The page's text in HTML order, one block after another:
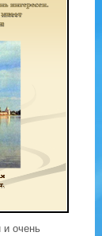
и очень